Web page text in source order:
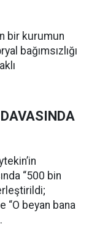
bir kurumun
bağımsızlığı
“500 bin
“O beyan bana